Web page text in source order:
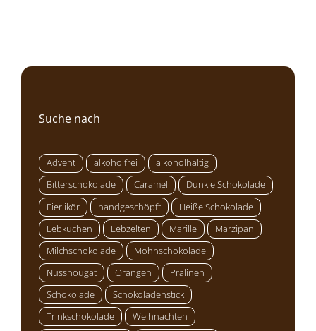
Suche nach
Advent alkoholfrei
alkoholhaltig
Bitterschokolade
Caramel
Dunkle Schokolade
Eierlikör
handgeschöpft
Heiße Schokolade
Lebkuchen
Lebzelten Marille
Marzipan
Milchschokolade
Mohnschokolade
Nussnougat
Orangen
Pralinen
Schokolade
Schokoladenstick
Trinkschokolade
Weihnachten